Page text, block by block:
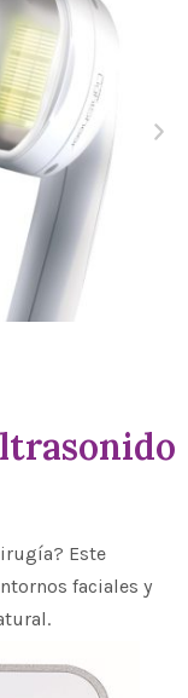
Este
faciales y